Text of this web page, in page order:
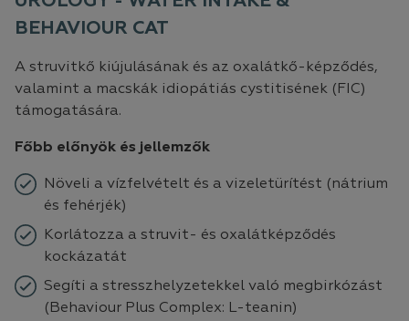
BEHAVIOUR CAT
A struvitkő kiújulásának és az oxalátkő-képződés,
valamint a macskák idiopátiás cystitisének (FIC)
támogatására.
Főbb előnyök és jellemzők
Növeli a vízfelvételt és a vizeletürítést (nátrium
és fehérjék)
Korlátozza a struvit- és oxalátképződés
kockázatát
Segíti a stresszhelyzetekkel való megbirkózást
(Behaviour Plus Complex: L-teanin)